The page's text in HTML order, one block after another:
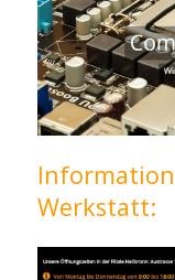
Werkstatt: